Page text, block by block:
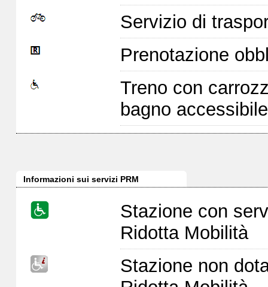
Servizio di
Prenotazione
Treno con
bagno
Informazioni sui servizi PRM
Stazione con
Ridotta Mobilità
Stazione non